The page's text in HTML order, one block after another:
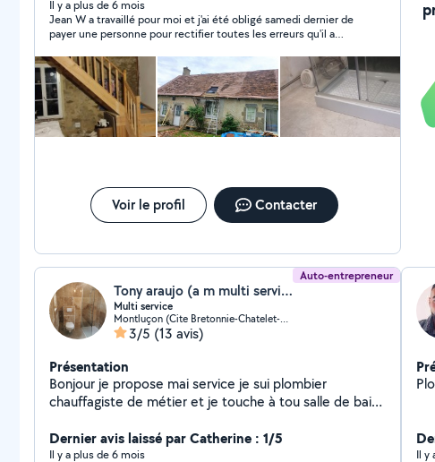
Il y a plus de 6 mois
Jean W a travaillé pour moi et j'ai été obligé samedi dernier de
payer une personne pour rectifier toutes les erreurs qu'il a
Voir le profil Contacter
Auto-entrepreneur
Tony araujo (a m multi service)
Multi service
Montluçon (Cite Bretonnie-Chatelet-Favieres-Conches)
3/5 (13 avis)
Présentation
Bonjour je propose mai service je sui plombier
chauffagiste de métier et je touche à tou salle de bain
Dernier avis laissé par Catherine : 1/5
Il y a plus de 6 mois
Il y